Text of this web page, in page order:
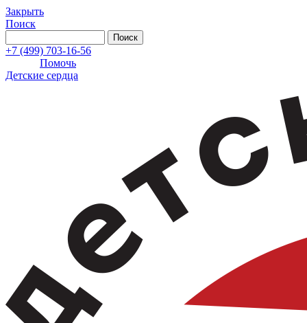
Закрыть
Поиск
+7 (499) 703-16-56
Помочь
Детские сердца